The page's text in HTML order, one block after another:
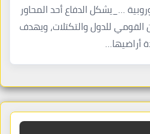
…_يشكل الدفاع أحد المحاور
القومي للدول والتكتلات، ويهدف
أراضيها…